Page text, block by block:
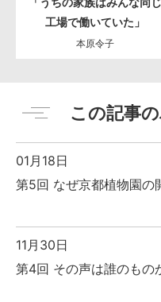
工場で働いていた」
本原令子
この記事
01月18日
第5回 なぜ京都植物園の
11月30日
第4回 その声は誰のもの